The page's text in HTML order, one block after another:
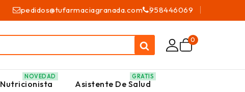
pedidos@tufarmaciagranada.com 958446069
0
Nutricionista
NOVEDAD
Asistente De Salud
GRATIS